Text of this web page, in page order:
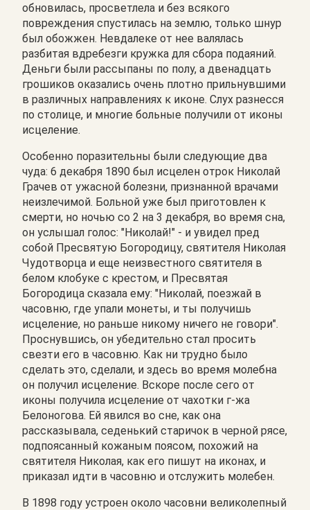
обновилась, просветлела и без всякого
повреждения спустилась на землю, только шнур
был обожжен. Невдалеке от нее валялась
разбитая вдребезги кружка для сбора подаяний.
Деньги были рассыпаны по полу, а двенадцать
грошиков оказались очень плотно прильнувшими
в различных направлениях к иконе. Слух разнесся
по столице, и многие больные получили от иконы
исцеление.
Особенно поразительны были следующие два
чуда: 6 декабря 1890 был исцелен отрок Николай
Грачев от ужасной болезни, признанной врачами
неизлечимой. Больной уже был приготовлен к
смерти, но ночью со 2 на 3 декабря, во время сна,
он услышал голос: "Николай!" - и увидел пред
собой Пресвятую Богородицу, святителя Николая
Чудотворца и еще неизвестного святителя в
белом клобуке с крестом, и Пресвятая
Богородица сказала ему: "Николай, поезжай в
часовню, где упали монеты, и ты получишь
исцеление, но раньше никому ничего не говори".
Проснувшись, он убедительно стал просить
свезти его в часовню. Как ни трудно было
сделать это, сделали, и здесь во время молебна
он получил исцеление. Вскоре после сего от
иконы получила исцеление от чахотки г-жа
Белоногова. Ей явился во сне, как она
рассказывала, седенький старичок в черной рясе,
подпоясанный кожаным поясом, похожий на
святителя Николая, как его пишут на иконах, и
приказал идти в часовню и отслужить молебен.
В 1898 году устроен около часовни великолепный